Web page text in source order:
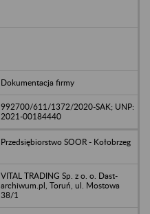
Dokumentacja firmy
992700/611/1372/2020-SAK; UNP:
2021-00184440
Przedsiębiorstwo SOOR - Kołobrzeg
VITAL TRADING Sp. z o. o. Dast-
archiwum.pl, Toruń, ul. Mostowa
38/1